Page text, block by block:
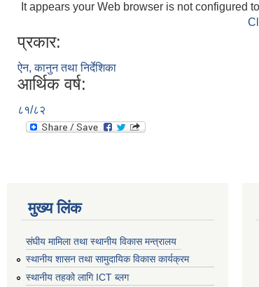
It appears your Web browser is not configured
प्रकार:
ऐन, कानुन तथा निर्देशिका
आर्थिक वर्ष:
८१/८२
मुख्य लिंक
संघीय मामिला तथा स्थानीय विकास मन्त्रालय
स्थानीय शासन तथा सामुदायिक विकास कार्यक्रम
स्थानीय तहको लागि ICT ब्लग